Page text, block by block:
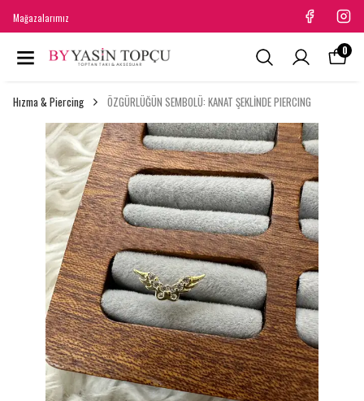
Mağazalarımız
0
Hızma & Piercing ÖZGÜRLÜĞÜN SEMBOLÜ: KANAT ŞEKLİNDE PIERCING